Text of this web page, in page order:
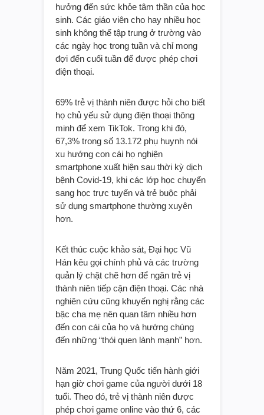
hưởng đến sức khỏe tâm thần của học
sinh. Các giáo viên cho hay nhiều học
sinh không thể tập trung ở trường vào
các ngày học trong tuần và chỉ mong
đợi đến cuối tuần để được phép chơi
điện thoại.
69% trẻ vị thành niên được hỏi cho biết
họ chủ yếu sử dụng điện thoại thông
minh để xem TikTok. Trong khi đó,
67,3% trong số 13.172 phụ huynh nói
xu hướng con cái họ nghiện
smartphone xuất hiện sau thời kỳ dịch
bệnh Covid-19, khi các lớp học chuyển
sang học trực tuyến và trẻ buộc phải
sử dụng smartphone thường xuyên
hơn.
Kết thúc cuộc khảo sát, Đại học Vũ
Hán kêu gọi chính phủ và các trường
quản lý chặt chẽ hơn để ngăn trẻ vị
thành niên tiếp cận điện thoại. Các nhà
nghiên cứu cũng khuyến nghị rằng các
bậc cha mẹ nên quan tâm nhiều hơn
đến con cái của họ và hướng chúng
đến những “thói quen lành mạnh” hơn.
Năm 2021, Trung Quốc tiến hành giới
hạn giờ chơi game của người dưới 18
tuổi. Theo đó, trẻ vị thành niên được
phép chơi game online vào thứ 6, các